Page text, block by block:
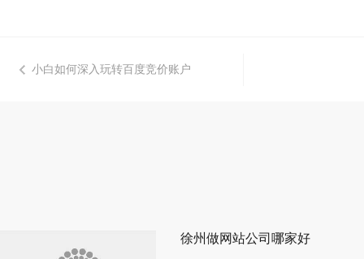
小白如何深入玩转百度竞价账户
徐州做网站公司哪家好